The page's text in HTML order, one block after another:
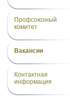
Профсоюзный
комитет
Вакансии
Контактная
информация